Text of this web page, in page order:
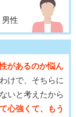
性
があるのか悩ん
けで、そちらに
いと考えたから
心強くて、もう